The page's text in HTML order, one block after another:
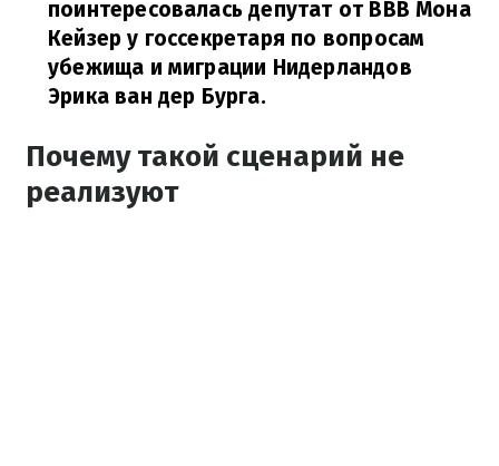
поинтересовалась депутат от BBB Мона
Кейзер у госсекретаря по вопросам
убежища и миграции Нидерландов
Эрика ван дер Бурга.
Почему такой сценарий не
реализуют